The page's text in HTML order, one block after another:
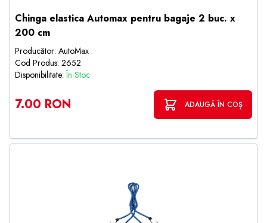
Chinga elastica Automax pentru bagaje 2 buc. x
200 cm
Producător: AutoMax
Cod Produs: 2652
Disponibilitate:În Stoc
7.00 RON ADAUGĂ ÎN COȘ